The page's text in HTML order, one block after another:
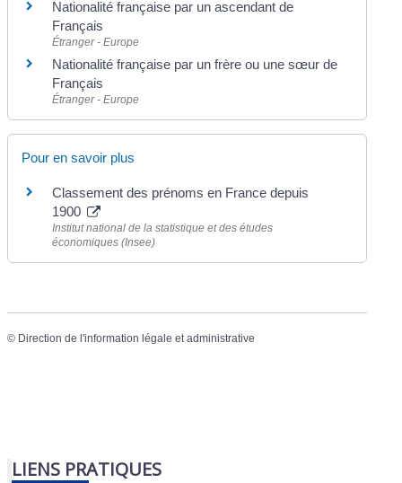
Nationalité française par un ascendant de
Français
Étranger - Europe
Nationalité française par un frère ou une sœur de
Français
Étranger - Europe
Pour en savoir plus
Classement des prénoms en France depuis
1900
Institut national de la statistique et des études
économiques (Insee)
© Direction de l'information légale et administrative
LIENS PRATIQUES